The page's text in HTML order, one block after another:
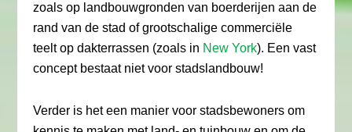
zoals op landbouwgronden van boerderijen aan de
rand van de stad of grootschalige commerciële
teelt op dakterrassen (zoals in New York). Een vast
concept bestaat niet voor stadslandbouw!
Verder is het een manier voor stadsbewoners om